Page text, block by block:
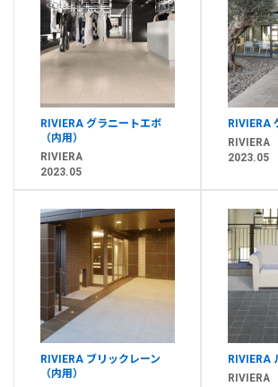
RIVIERA グラニートエボ
（内用）
RIVIERA
2023.05
RIVIERA
RIVIERA
2023.05
RIVIERA ブリックレーン
（内用）
RIVIERA
RIVIERA